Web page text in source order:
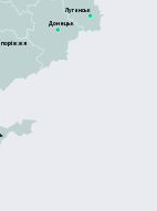
Донецьк
Луганськ